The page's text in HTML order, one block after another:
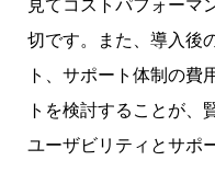
見てコストパフォーマ
切です。また、導入後
ト、サポート体制の費
トを検討することが、
ユーザビリティとサポ